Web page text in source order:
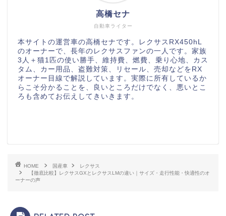
自動車ライター
高橋セナ
本サイトの運営車の高橋セナです。レクサスRX450hL
のオーナーで、長年のレクサスファンの一人です。家族
3人＋猫1匹の使い勝手、維持費、燃費、乗り心地、カス
タム、カー用品、盗難対策、リセール、売却などをRX
オーナー目線で解説しています。実際に所有しているか
らこそ分かることを、良いところだけでなく、悪いとこ
ろも含めてお伝えしてきいきます。
HOME 国産車
レクサス
【徹底比較】レクサスGXとレクサスLMの違い｜サイズ・走行性能・快適性のオ
ーナーの声